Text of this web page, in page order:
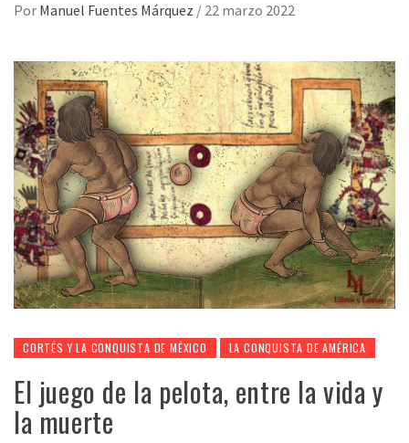
Por Manuel Fuentes Márquez / 22 marzo 2022
CORTÉS Y LA CONQUISTA DE MÉXICO LA CONQUISTA DE AMÉRICA
El juego de la pelota, entre la vida y
la muerte